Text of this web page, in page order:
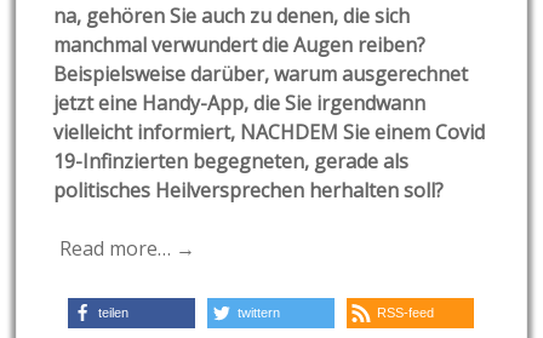
na, gehören Sie auch zu denen, die sich
manchmal verwundert die Augen reiben?
Beispielsweise darüber, warum ausgerechnet
jetzt eine Handy-App, die Sie irgendwann
vielleicht informiert, NACHDEM Sie einem Covid
19-Infinzierten begegneten, gerade als
politisches Heilversprechen herhalten soll?
Read more… →
teilen twittern RSS-feed